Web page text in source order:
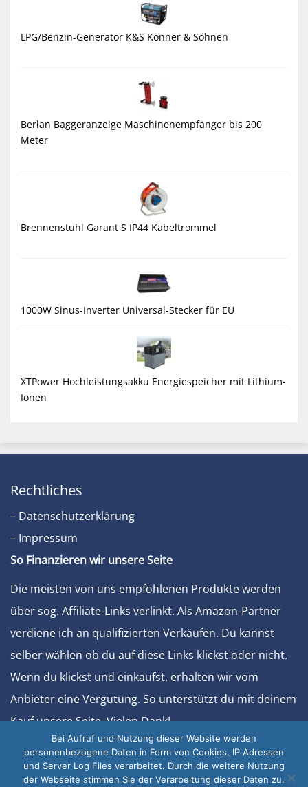
LPG/Benzin-Generator K&S Könner & Söhnen
Berlan Baggeranzeige Maschinenempfänger bis 200
Meter
Brennenstuhl Garant S IP44 Kabeltrommel
1000W Sinus-Inverter Universal-Stecker für EU
XTPower Hochleistungsakku Energiespeicher mit Lithium-
Ionen
Rechtliches
– Datenschutzerklärung
– Impressum
So Finanzieren wir unsere Seite
Die meisten von uns empfohlenen Produkte werden
über sog. Affiliate-Links verlinkt. Als Amazon-Partner
verdiene ich an qualifizierten Verkäufen. Du kannst
selber wählen ob du auf diese Links klickst oder nicht.
Wenn du klickst und einkaufst, erhalten wir vom
Anbieter eine Vergütung. So unterstützt du mit deinem
Kauf unsere Seite. Vielen Dank!
Sonstiges
– Werben Sie bei uns
Bei Aufruf und Nutzung dieser Website werden
personenbezogene Daten in Form von Cookies, IP Adressen
und Server Log Files verarbeitet. Durch die weitere Nutzung
der Webseite stimmen Sie der Verarbeitung dieser Daten zu.